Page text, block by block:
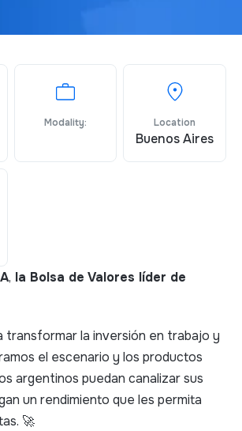
Modality: Location
Buenos Aires
, la Bolsa de Valores líder de
transformar la inversión en trabajo y
el escenario y los productos
argentinos puedan canalizar sus
un rendimiento que les permita
🚀